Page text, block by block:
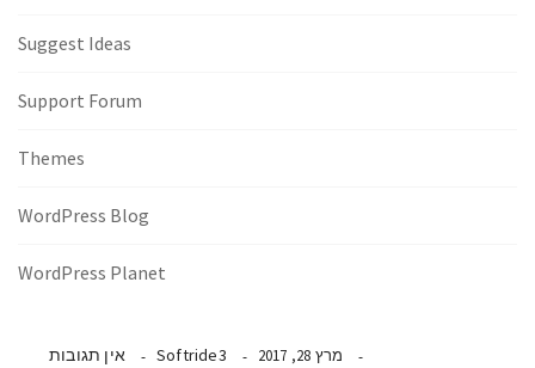
מרץ 28, 2017 Softride3 אין תגובות
Suggest Ideas
Support Forum
Themes
WordPress Blog
WordPress Planet